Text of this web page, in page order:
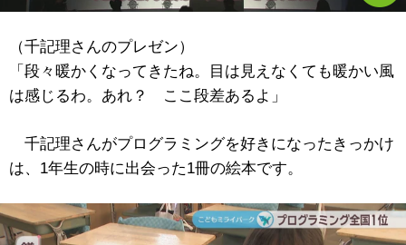
（千記理さんのプレゼン）
「段々暖かくなってきたね。目は見えなくても暖かい風
は感じるわ。あれ？ ここ段差あるよ」
千記理さんがプログラミングを好きになったきっかけ
は、1年生の時に出会った1冊の絵本です。